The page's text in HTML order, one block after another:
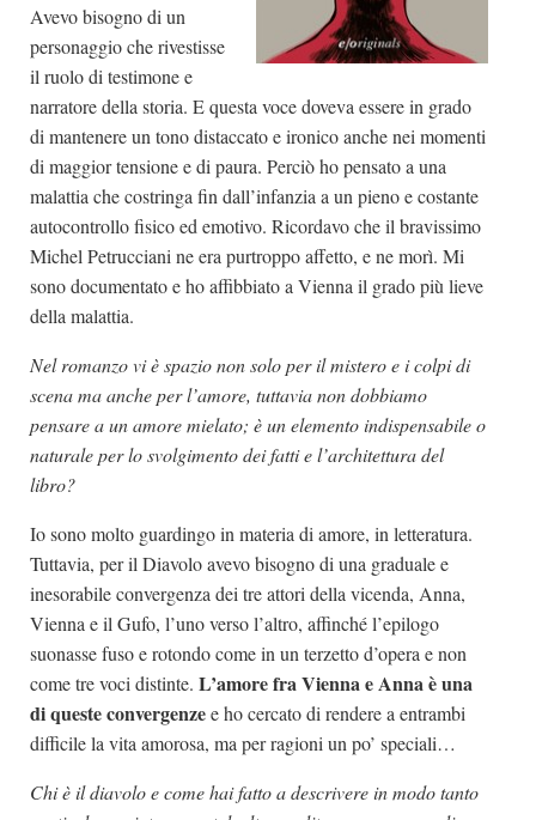
Avevo bisogno di un
personaggio che rivestisse
il ruolo di testimone e
narratore della storia. E questa voce doveva essere in grado
di mantenere un tono distaccato e ironico anche nei momenti
di maggior tensione e di paura. Perciò ho pensato a una
malattia che costringa fin dall’infanzia a un pieno e costante
autocontrollo fisico ed emotivo. Ricordavo che il bravissimo
Michel Petrucciani ne era purtroppo affetto, e ne morì. Mi
sono documentato e ho affibbiato a Vienna il grado più lieve
della malattia.
Nel romanzo vi è spazio non solo per il mistero e i colpi di
scena ma anche per l’amore, tuttavia non dobbiamo
pensare a un amore mielato; è un elemento indispensabile o
naturale per lo svolgimento dei fatti e l’architettura del
libro?
Io sono molto guardingo in materia di amore, in letteratura.
Tuttavia, per il Diavolo avevo bisogno di una graduale e
inesorabile convergenza dei tre attori della vicenda, Anna,
Vienna e il Gufo, l’uno verso l’altro, affinché l’epilogo
suonasse fuso e rotondo come in un terzetto d’opera e non
come tre voci distinte. L’amore fra Vienna e Anna è una
di queste convergenzee ho cercato di rendere a entrambi
difficile la vita amorosa, ma per ragioni un po’ speciali…
Chi è il diavolo e come hai fatto a descrivere in modo tanto